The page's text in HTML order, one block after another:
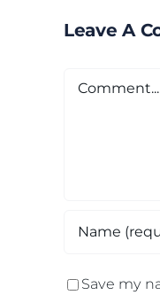
Leave A
Comment
Save my